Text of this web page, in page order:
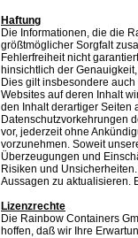
Haftung
Die Informationen, die die
größtmöglicher Sorgfalt
Fehlerfreiheit nicht
hinsichtlich der
Dies gilt insbesondere
Websites auf deren Inhalt
den Inhalt derartiger Seiten
Datenschutzvorkehrungen
vor, jederzeit ohne
vorzunehmen. Soweit
Überzeugungen und
Risiken und
Aussagen zu aktualisieren.
Lizenzrechte
Die Rainbow Containers
hoffen, daß wir Ihre